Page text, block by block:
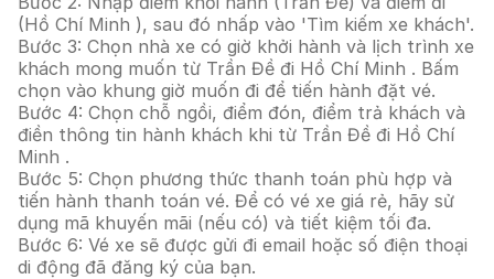
(Hồ Chí Minh ), sau đó nhấp vào 'Tìm kiếm xe khách'.
Bước 3: Chọn nhà xe có giờ khởi hành và lịch trình xe
khách mong muốn từ Trần Đề đi Hồ Chí Minh . Bấm
chọn vào khung giờ muốn đi để tiến hành đặt vé.
Bước 4: Chọn chỗ ngồi, điểm đón, điểm trả khách và
điền thông tin hành khách khi từ Trần Đề đi Hồ Chí
Minh .
Bước 5: Chọn phương thức thanh toán phù hợp và
tiến hành thanh toán vé. Để có vé xe giá rẻ, hãy sử
dụng mã khuyến mãi (nếu có) và tiết kiệm tối đa.
Bước 6: Vé xe sẽ được gửi đi email hoặc số điện thoại
di động đã đăng ký của bạn.